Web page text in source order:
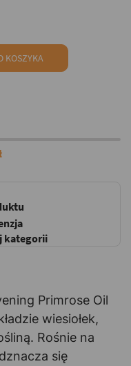
KOSZYKA
kategorii
Primrose Oil
wiesiołek,
Rośnie na
się